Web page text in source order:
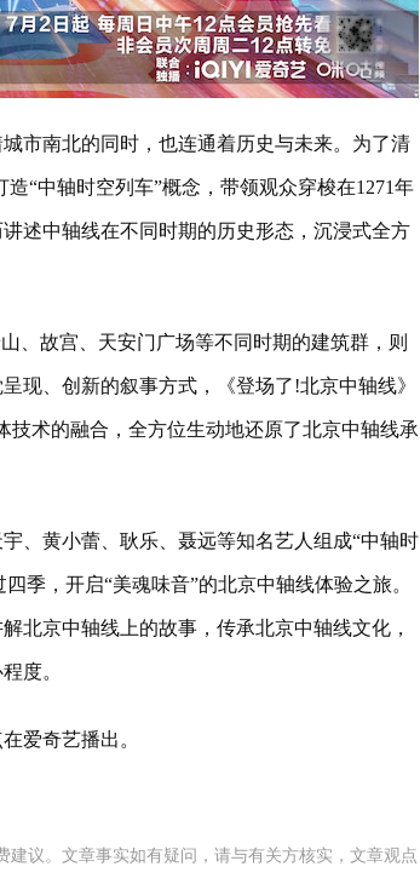
南北的同时，也连通着历史与未来。为了清
“中轴时空列车”概念，带领观众穿梭在1271年
述中轴线在不同时期的历史形态，沉浸式全方
故宫、天安门广场等不同时期的建筑群，则
现、创新的叙事方式，《登场了!北京中轴线》
术的融合，全方位生动地还原了北京中轴线承
黄小蕾、耿乐、聂远等知名艺人组成“中轴时
季，开启“美魂味音”的北京中轴线体验之旅。
北京中轴线上的故事，传承北京中轴线文化，
度。
爱奇艺播出。
议。文章事实如有疑问，请与有关方核实，文章观点